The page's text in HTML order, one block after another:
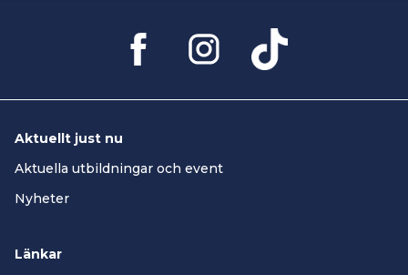
Aktuellt just nu
Aktuella utbildningar och event
Nyheter
Länkar